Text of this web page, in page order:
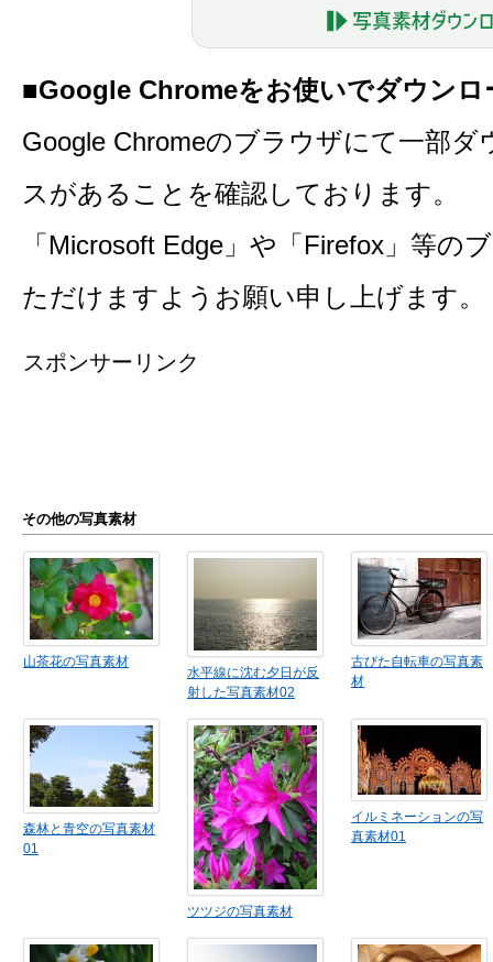
■Google Chromeをお使いでダウンロ
Google Chromeのブラウザにて一部
スがあることを確認しております。
「Microsoft Edge」や「Firefox」等の
ただけますようお願い申し上げます。
スポンサーリンク
その他の写真素材
山茶花の写真素材
水平線に沈む夕日が反
射した写真素材02
古びた自転車の写真素
材
森林と青空の写真素材
01
ツツジの写真素材
イルミネーションの写
真素材01